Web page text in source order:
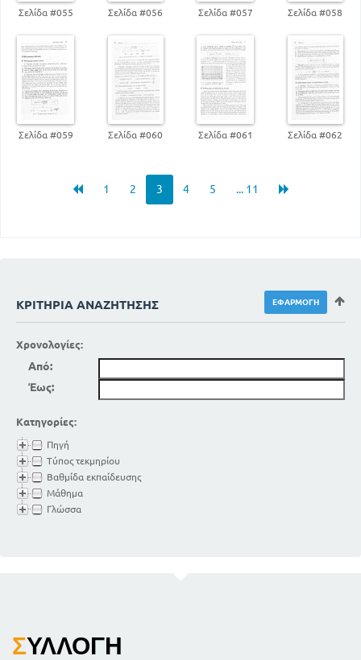
Σελίδα #055 Σελίδα #056 Σελίδα #057 Σελίδα #058
Σελίδα #059 Σελίδα #060 Σελίδα #061 Σελίδα #062
1 2 3 4 5 ... 11
ΚΡΙΤΉΡΙΑ ΑΝΑΖΉΤΗΣΗΣ
Χρονολογίες:
Από:
Έως:
Κατηγορίες:
Πηγή
Τύπος τεκμηρίου
Βαθμίδα εκπαίδευσης
Μάθημα
Γλώσσα
ΣΥΛΛΟΓΉ